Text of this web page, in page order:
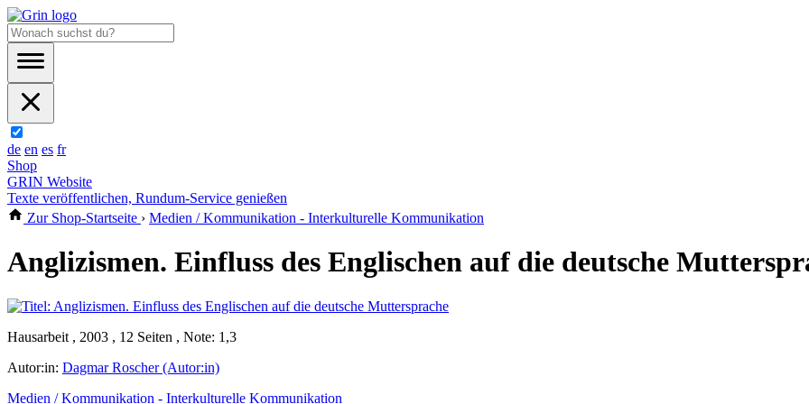
de en es fr
Shop
GRIN Website
Texte veröffentlichen, Rundum-Service genießen
Zur Shop-Startseite › Medien / Kommunikation - Interkulturelle Kommunikation
Anglizismen. Einfluss des Englischen auf die deutsche
Hausarbeit , 2003 , 12 Seiten , Note: 1,3
Autor:in: Dagmar Roscher (Autor:in)
Medien / Kommunikation - Interkulturelle Kommunikation